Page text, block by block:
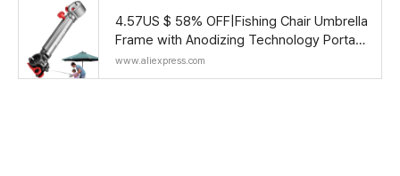
4.57US $ 58% OFF|Fishing Chair Umbrella
Frame with Anodizing Technology Portabl
e Umbrella Holder Clamp Beach Fishing U
mbrella Mo
www.aliexpress.com